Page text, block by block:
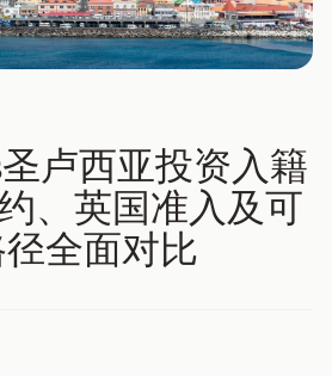
卢西亚投资入籍
、英国准入及可
全面对比